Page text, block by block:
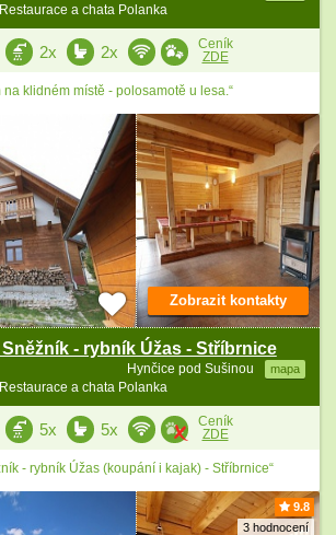
a chata Polanka
2x 2x
Ceník
ZDE
klidném místě - polosamotě u lesa.“
- rybník Úžas - Stříbrnice
Hynčice pod Sušinou mapa
a chata Polanka
Zobrazit kontakty
5x 5x
Ceník
ZDE
- rybník Úžas (koupání i kajak) - Stříbrnice“
9.8
3 hodnocení